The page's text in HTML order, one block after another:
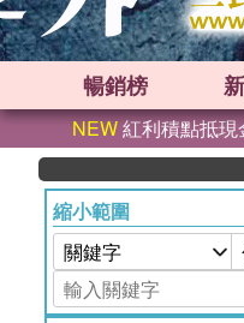
暢銷榜
NEW紅利積點抵
縮小範圍